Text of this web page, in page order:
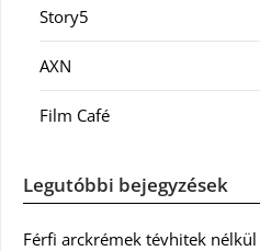
Story5
AXN
Film Café
Legutóbbi bejegyzések
Férfi arckrémek tévhitek nélkül